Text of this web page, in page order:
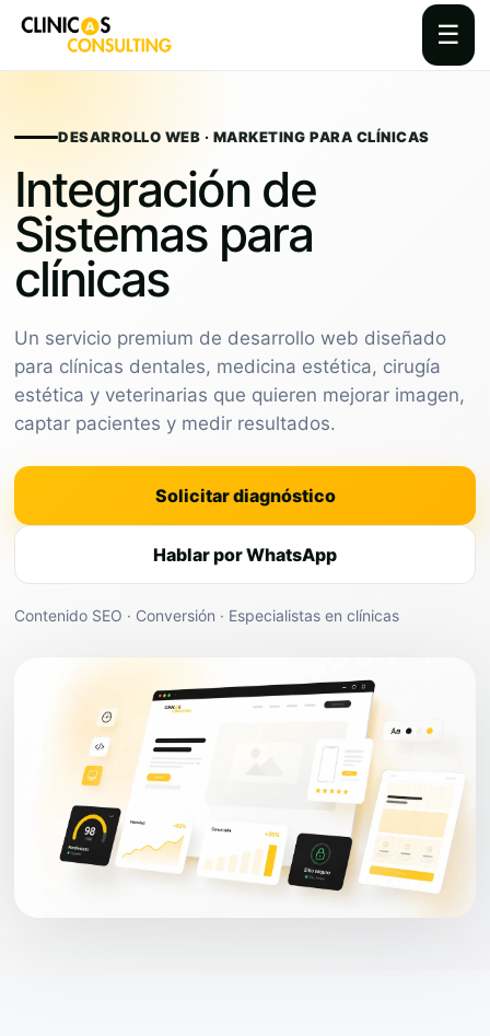
☰
contentDESARROLLO WEB · MARKETING PARA CLÍNICAS
Integración de
Sistemas para
clínicas
Un servicio premium de desarrollo web diseñado
para clínicas dentales, medicina estética, cirugía
estética y veterinarias que quieren mejorar imagen,
captar pacientes y medir resultados.
Solicitar diagnóstico
Hablar por WhatsApp
Contenido SEO · Conversión · Especialistas en clínicas